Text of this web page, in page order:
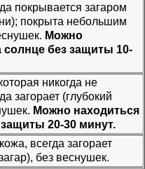
покрывается загаром
покрыта небольшим
Можно
солнце без защиты 10-
никогда не
загорает (глубокий
Можно находиться
20-30 минут.
всегда загорает
без веснушек.